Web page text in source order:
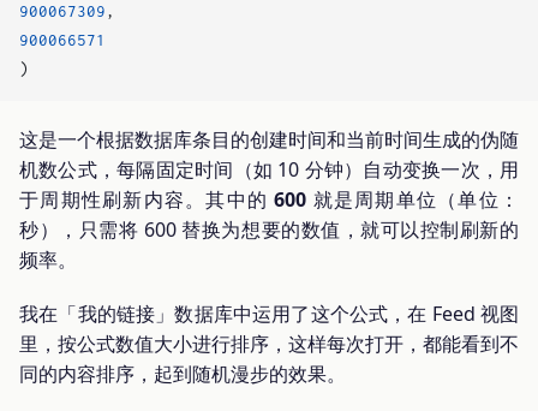
900067309,
900066571
)
这是一个根据数据库条目的创建时间和当前时间生成的伪随
机数公式，每隔固定时间（如 10 分钟）自动变换一次，用
于周期性刷新内容。其中的600 就是周期单位（单位：
秒），只需将 600 替换为想要的数值，就可以控制刷新的
频率。
我在「我的链接」数据库中运用了这个公式，在 Feed 视图
里，按公式数值大小进行排序，这样每次打开，都能看到不
同的内容排序，起到随机漫步的效果。